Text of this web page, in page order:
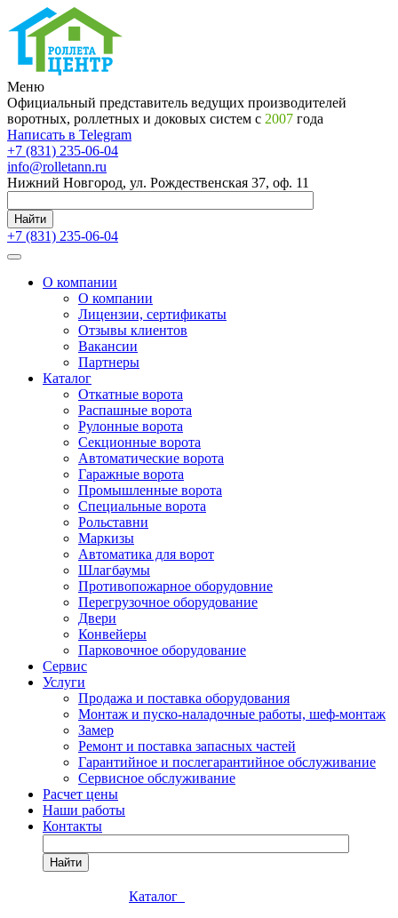
Меню
Официальный представитель ведущих производителей
воротных, роллетных и доковых систем с 2007 года
Написать в Telegram
+7 (831) 235-06-04
info@rolletann.ru
Нижний Новгород, ул. Рождественская 37, оф. 11
Найти
+7 (831) 235-06-04
О компании
О компании
Лицензии, сертификаты
Отзывы клиентов
Вакансии
Партнеры
Каталог
Откатные ворота
Распашные ворота
Рулонные ворота
Секционные ворота
Автоматические ворота
Гаражные ворота
Промышленные ворота
Специальные ворота
Рольставни
Маркизы
Автоматика для ворот
Шлагбаумы
Противопожарное оборудовние
Перегрузочное оборудование
Двери
Конвейеры
Парковочное оборудование
Сервис
Услуги
Продажа и поставка оборудования
Монтаж и пуско-наладочные работы, шеф-монтаж
Замер
Ремонт и поставка запасных частей
Гарантийное и послегарантийное обслуживание
Сервисное обслуживание
Расчет цены
Наши работы
Контакты
Найти
Каталог